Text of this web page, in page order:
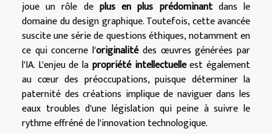
joue un rôle de plus en plus prédominantdans le
domaine du design graphique. Toutefois, cette avancée
suscite une série de questions éthiques, notamment en
ce qui concerne l'originalitédes œuvres générées par
l'IA. L'enjeu de la propriété intellectuelleest également
au cœur des préoccupations, puisque déterminer la
paternité des créations implique de naviguer dans les
eaux troubles d'une législation qui peine à suivre le
rythme effréné de l'innovation technologique.